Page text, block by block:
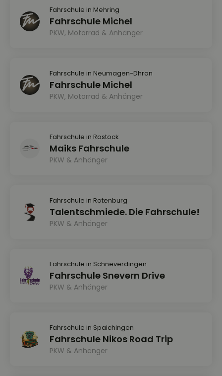
Fahrschule in Mehring
Fahrschule Michel
PKW, Motorrad & Anhänger
Fahrschule in Neumagen-Dhron
Fahrschule Michel
PKW, Motorrad & Anhänger
Fahrschule in Rostock
Maiks Fahrschule
PKW & Anhänger
Fahrschule in Rotenburg
Talentschmiede. Die Fahrschule!
PKW & Anhänger
Fahrschule in Schneverdingen
Fahrschule Snevern Drive
PKW & Anhänger
Fahrschule in Spaichingen
Fahrschule Nikos Road Trip
PKW & Anhänger